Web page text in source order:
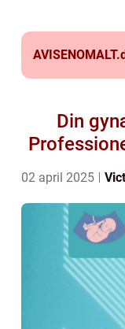
AVISENOMALT.
Din
02 april 2025